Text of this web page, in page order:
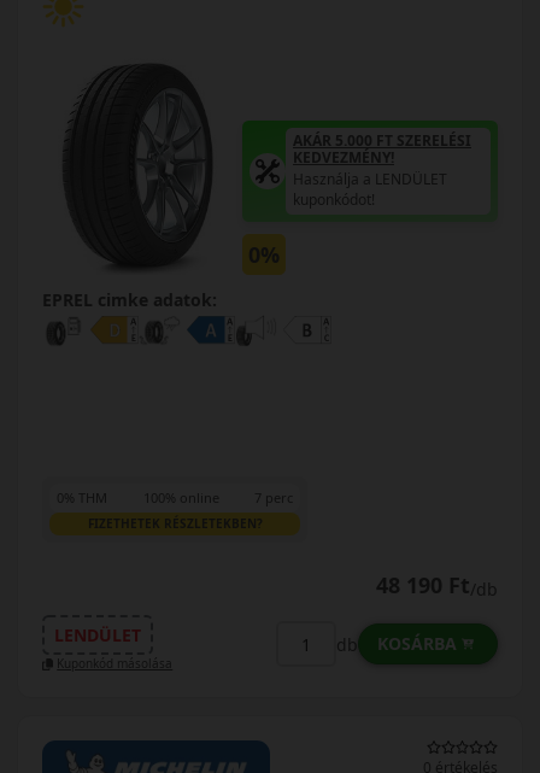
AKÁR 5.000 FT SZERELÉSI
KEDVEZMÉNY!
Használja a LENDÜLET
kuponkódot!
0%
EPREL cimke adatok:
0% THM 100% online 7 perc
FIZETHETEK RÉSZLETEKBEN?
48 190 Ft/db
LENDÜLET
Kuponkód másolása
db KOSÁRBA
0 értékelés